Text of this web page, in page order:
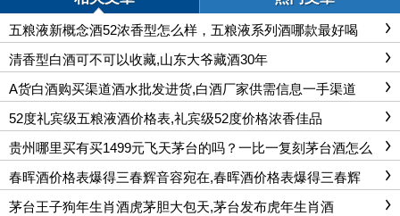
五粮液新概念酒52浓香型怎么样，五粮液系列酒哪款最好喝
清香型白酒可不可以收藏,山东大爷藏酒30年
A货白酒购买渠道酒水批发进货,白酒厂家供需信息一手渠道
52度礼宾级五粮液酒价格表,礼宾级52度价格浓香佳品
贵州哪里买有买1499元飞天茅台的吗？一比一复刻茅台酒怎么
样
春晖酒价格表爆得三春辉音容宛在,春晖酒价格表爆得三春辉
茅台王子狗年生肖酒虎茅胆大包天,茅台发布虎年生肖酒